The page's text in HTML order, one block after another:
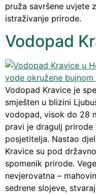
pruža savršene uvjete
istraživanje prirode.
Vodopad
Vodopad Kravice je
smješten u blizini
vodopad, visok do 28
pravi je dragulj
posjetitelja. Nastao
Kravice su pod
spomenik prirode.
nevjerovatna –
sedrene slojeve,